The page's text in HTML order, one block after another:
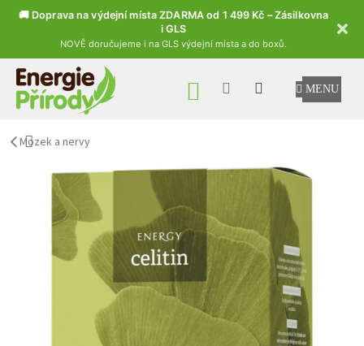
🚚 Doprava na výdejní místa ZDARMA od 1 499 Kč – Zásilkovna
i GLS
NOVĚ doručujeme i na GLS výdejní místa a do boxů.
Přejít na obsah
NÁKUPNÍ KOŠÍK
Mozek a nervy